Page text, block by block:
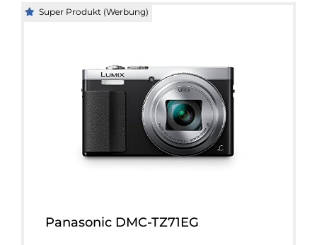
Panasonic DMC-TZ71EG
Super Produkt (Werbung)